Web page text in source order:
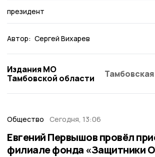
президент
Автор: Сергей Вихарев
Издания МО
Тамбовской области
Общество Сегодня, 13:06
Евгений Первышов провёл
филиале фонда «Защитники